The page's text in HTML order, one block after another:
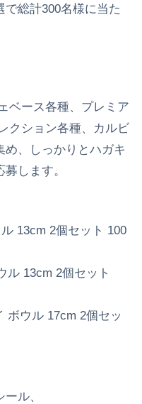
総計300名様に当た
ベース各種、プレミア
クション各種、カルビ
め、しっかりとハガキ
します。
13cm 2個セット 100
ル 13cm 2個セット
ボウル 17cm 2個セッ
ル、